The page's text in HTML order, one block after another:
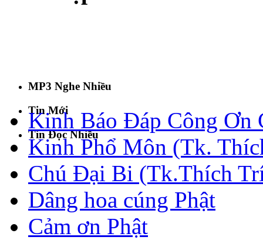
MP3 Nghe Nhiều
Tin Mới
Tin Đọc Nhiều
Kinh Báo Đáp Công Ơn
Kinh Phổ Môn (Tk.
Chú Đại Bi (Tk.Thích
Dâng hoa cúng Phật
Cảm ơn Phật